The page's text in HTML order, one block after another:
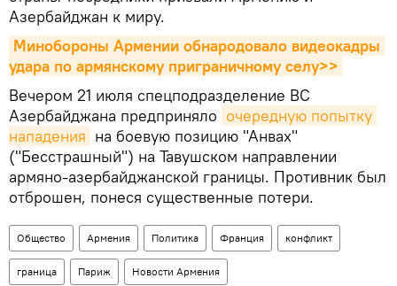
Азербайджан к миру.
Минобороны Армении обнародовало видеокадры
удара по армянскому приграничному селу>>
Вечером 21 июля спецподразделение ВС
Азербайджана предприняло очередную попытку
нападения на боевую позицию "Анвах"
("Бесстрашный") на Тавушском направлении
армяно-азербайджанской границы. Противник был
отброшен, понеся существенные потери.
Общество Армения Политика Франция конфликт
граница Париж Новости Армения